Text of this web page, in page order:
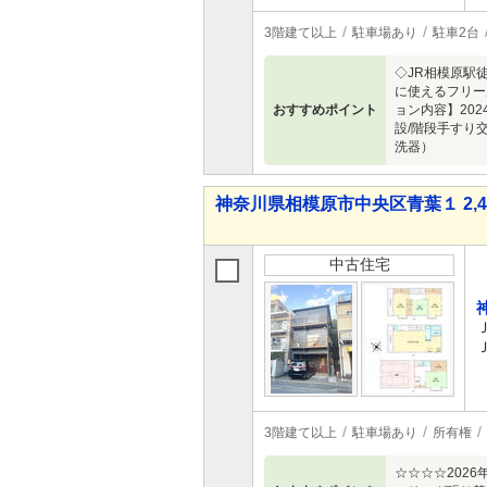
3階建て以上 駐車場あり 駐車2台
おすすめポイント
◇JR相模原駅
に使えるフリ
ョン内容】
設/階段手すり
洗器）
神奈川県相模原市中央区青葉１
中古住宅
3階建て以上 駐車場あり 所有権
☆☆☆☆2026年1